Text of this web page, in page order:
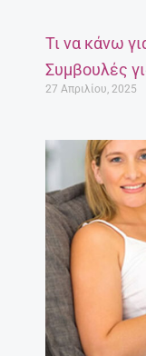
Τι να κάνω
Συμβουλές
27 Απριλίου, 2025